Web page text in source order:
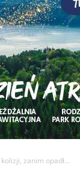
zanim opadł...